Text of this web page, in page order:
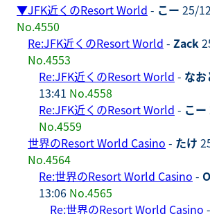
▼JFK近くのResort World - こー 25/
No.4550
Re:JFK近くのResort World - Zack
No.4553
Re:JFK近くのResort World - なお
13:41 No.4558
Re:JFK近くのResort World - こー
No.4559
世界のResort World Casino - たけ
No.4564
Re:世界のResort World Casino -
13:06 No.4565
Re:世界のResort World Casino -